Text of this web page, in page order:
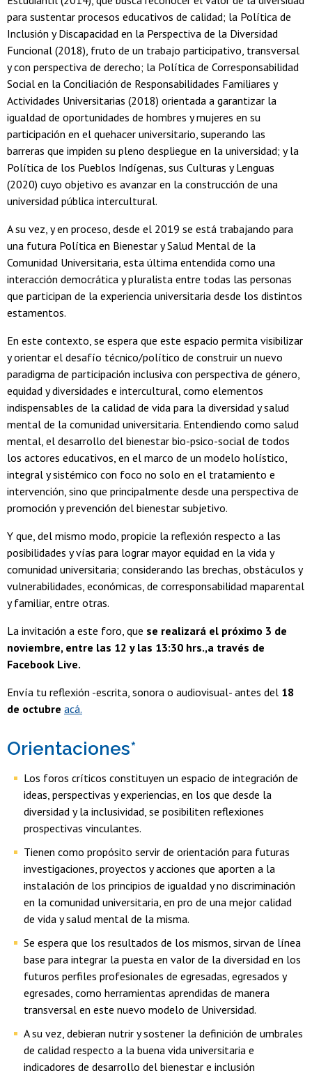
para sustentar procesos educativos de calidad; la Política de
Inclusión y Discapacidad en la Perspectiva de la Diversidad
Funcional (2018), fruto de un trabajo participativo, transversal
y con perspectiva de derecho; la Política de Corresponsabilidad
Social en la Conciliación de Responsabilidades Familiares y
Actividades Universitarias (2018) orientada a garantizar la
igualdad de oportunidades de hombres y mujeres en su
participación en el quehacer universitario, superando las
barreras que impiden su pleno despliegue en la universidad; y la
Política de los Pueblos Indígenas, sus Culturas y Lenguas
(2020) cuyo objetivo es avanzar en la construcción de una
universidad pública intercultural.
A su vez, y en proceso, desde el 2019 se está trabajando para
una futura Política en Bienestar y Salud Mental de la
Comunidad Universitaria, esta última entendida como una
interacción democrática y pluralista entre todas las personas
que participan de la experiencia universitaria desde los distintos
estamentos.
En este contexto, se espera que este espacio permita visibilizar
y orientar el desafío técnico/político de construir un nuevo
paradigma de participación inclusiva con perspectiva de género,
equidad y diversidades e intercultural, como elementos
indispensables de la calidad de vida para la diversidad y salud
mental de la comunidad universitaria. Entendiendo como salud
mental, el desarrollo del bienestar bio-psico-social de todos
los actores educativos, en el marco de un modelo holístico,
integral y sistémico con foco no solo en el tratamiento e
intervención, sino que principalmente desde una perspectiva de
promoción y prevención del bienestar subjetivo.
Y que, del mismo modo, propicie la reflexión respecto a las
posibilidades y vías para lograr mayor equidad en la vida y
comunidad universitaria; considerando las brechas, obstáculos y
vulnerabilidades, económicas, de corresponsabilidad maparental
y familiar, entre otras.
La invitación a este foro, que se realizará el próximo 3 de
noviembre, entre las 12 y las 13:30 hrs.,a través de
Facebook Live.
Envía tu reflexión -escrita, sonora o audiovisual- antes del 18
de octubre acá.
Orientaciones*
Los foros críticos constituyen un espacio de integración de
ideas, perspectivas y experiencias, en los que desde la
diversidad y la inclusividad, se posibiliten reflexiones
prospectivas vinculantes.
Tienen como propósito servir de orientación para futuras
investigaciones, proyectos y acciones que aporten a la
instalación de los principios de igualdad y no discriminación
en la comunidad universitaria, en pro de una mejor calidad
de vida y salud mental de la misma.
Se espera que los resultados de los mismos, sirvan de línea
base para integrar la puesta en valor de la diversidad en los
futuros perfiles profesionales de egresadas, egresados y
egresades, como herramientas aprendidas de manera
transversal en este nuevo modelo de Universidad.
A su vez, debieran nutrir y sostener la definición de umbrales
de calidad respecto a la buena vida universitaria e
indicadores de desarrollo del bienestar e inclusión